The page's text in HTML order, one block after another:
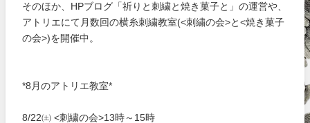
そのほか、HPブログ「祈りと刺繍と焼き菓子と」の運営や、
アトリエにて月数回の横糸刺繍教室(<刺繍の会>と<焼き菓子
の会>)を開催中。
*8月のアトリエ教室*
8/22㈯ <刺繍の会>13時～15時